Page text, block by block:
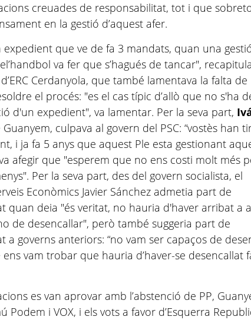
creuades de responsabilitat, tot i que
en la gestió d’aquest afer.
expedient que ve de fa 3 mandats, quan una
va fer que s’hagués de tancar",
d’ERC Cerdanyola, que també lamentava la falta de
el procés: "es el cas típic d’allò que no s'ha
d'un expedient", va lamentar. Per la seva part,
Guanyem, culpava al govern del PSC: “vostès han
i ja fa 5 anys que aquest Ple esta gestionant
afegir que "esperem que no ens costi molt més
Per la seva part, des del govern socialista, el
Econòmics Javier Sánchez admetia part de
quan deia "és veritat, no hauria d'haver arribat a
de desencallar", però també suggeria part de
a governs anteriors: “no vam ser capaços de
vam trobar que hauria d’haver-se desencallat
es van aprovar amb l’abstenció de PP,
Podem i VOX, i els vots a favor d’Esquerra